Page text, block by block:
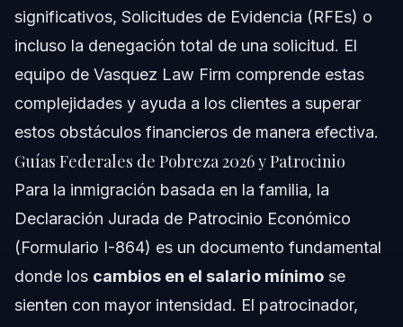
significativos, Solicitudes de Evidencia (RFEs) o
incluso la denegación total de una solicitud. El
equipo de Vasquez Law Firm comprende estas
complejidades y ayuda a los clientes a superar
estos obstáculos financieros de manera efectiva.
Guías Federales de Pobreza 2026 y Patrocinio
Para la inmigración basada en la familia, la
Declaración Jurada de Patrocinio Económico
(Formulario I-864) es un documento fundamental
donde los cambios en el salario mínimo se
sienten con mayor intensidad. El patrocinador,